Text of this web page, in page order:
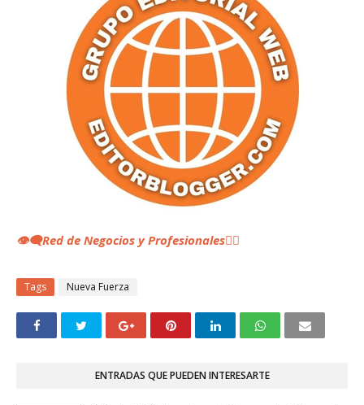
👁️‍🗨️Red de Negocios y Profesionales👆🏼
Tags Nueva Fuerza
ENTRADAS QUE PUEDEN INTERESARTE